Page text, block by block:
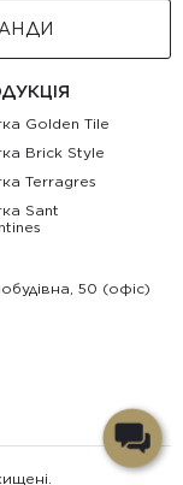
Golden Tile
Brick Style
Terragres
Sant
50 (офіс)